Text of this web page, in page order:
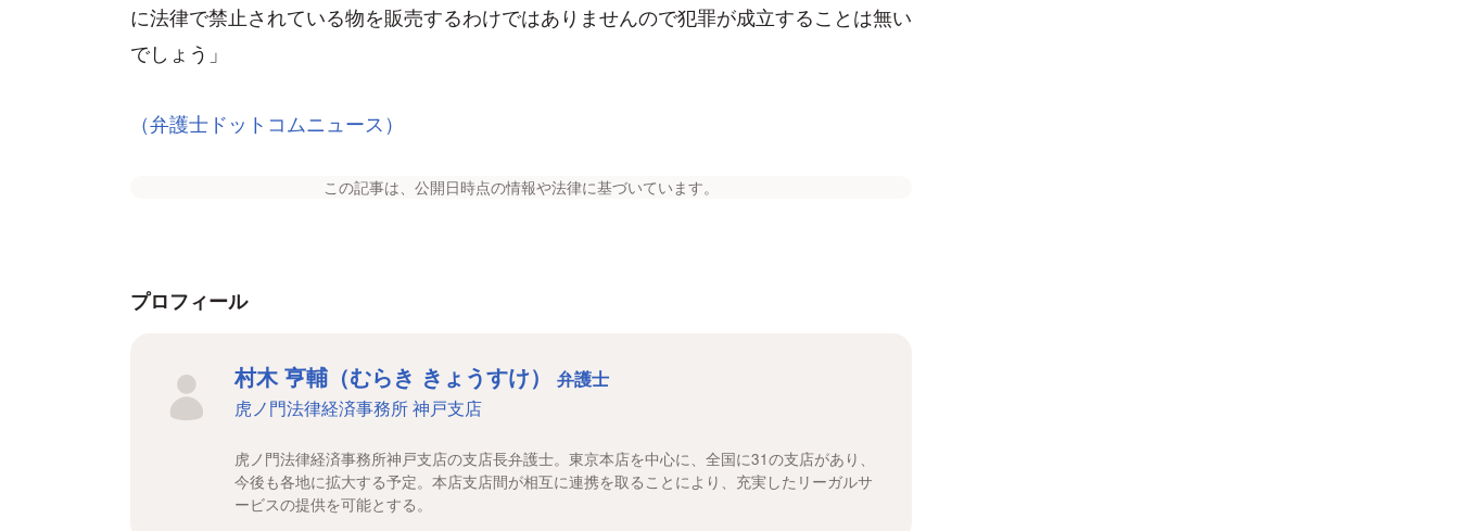
に法律で禁止されている物を販売するわけではありませんので犯罪が成立することは無い
でしょう」
（弁護士ドットコムニュース）
この記事は、公開日時点の情報や法律に基づいています。
プロフィール
村木 亨輔（むらき きょうすけ） 弁護士
虎ノ門法律経済事務所 神戸支店
虎ノ門法律経済事務所神戸支店の支店長弁護士。東京本店を中心に、全国に31の支店があり、
今後も各地に拡大する予定。本店支店間が相互に連携を取ることにより、充実したリーガルサ
ービスの提供を可能とする。